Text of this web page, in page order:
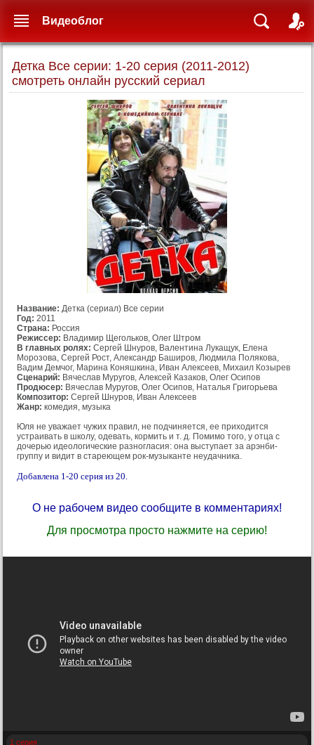
Детка Все серии: 1-20 серия (2011-2012)
смотреть онлайн русский сериал
Название: Детка (сериал) Все серии
Год: 2011
Страна: Россия
Режиссер: Владимир Щегольков, Олег Штром
В главных ролях: Сергей Шнуров, Валентина Лукащук, Елена
Морозова, Сергей Рост, Александр Баширов, Людмила Полякова,
Вадим Демчог, Марина Коняшкина, Иван Алексеев, Михаил Козырев
Сценарий: Вячеслав Муругов, Алексей Казаков, Олег Осипов
Продюсер: Вячеслав Муругов, Олег Осипов, Наталья Григорьева
Композитор: Сергей Шнуров, Иван Алексеев
Жанр: комедия, музыка
Юля не уважает чужих правил, не подчиняется, ее приходится
устраивать в школу, одевать, кормить и т. д. Помимо того, у отца с
дочерью идеологические разногласия: она выступает за арэнби-
группу и видит в стареющем рок-музыканте неудачника.
Добавлена 1-20 серия из 20.
О не рабочем видео сообщите в комментариях!
Для просмотра просто нажмите на серию!
1 серия
Видеоблог